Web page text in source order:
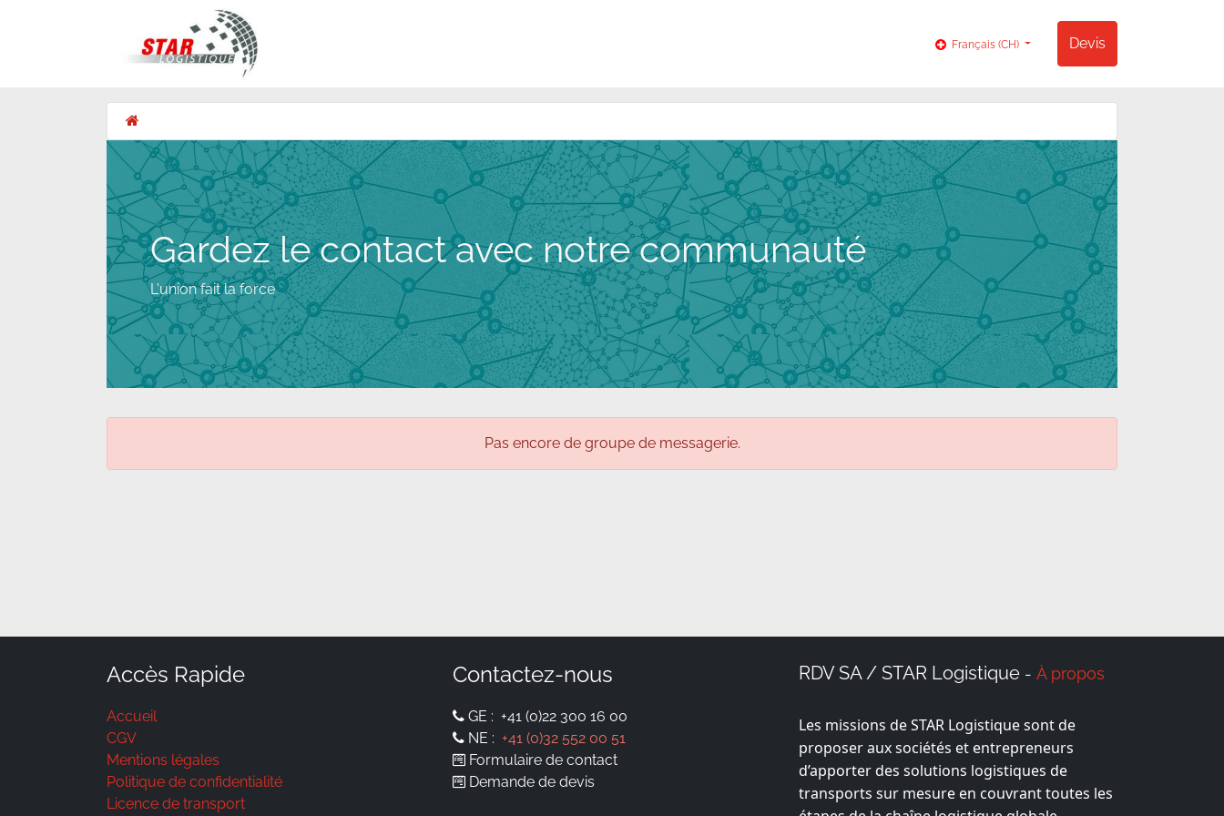
Français (CH) Devis
Gardez le contact avec notre communauté
L'union fait la force
Pas encore de groupe de messagerie.
Accès Rapide
Accueil
CGV
Mentions légales
Politique de confidentialité
Licence de transport
Contactez-nous
GE : +41 (0)22 300 16 00
NE : +41 (0)32 552 00 51
Formulaire de contact
Demande de devis
RDV SA / STAR Logistique - À propos
Les missions de STAR Logistique sont de
proposer aux sociétés et entrepreneurs
d’apporter des solutions logistiques de
transports sur mesure en couvrant toutes les